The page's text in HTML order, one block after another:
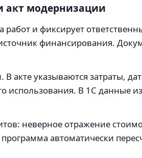
акт модернизации
и фиксирует
финансирования.
акте указываются затраты,
В 1С данные
неверное отражение
автоматически